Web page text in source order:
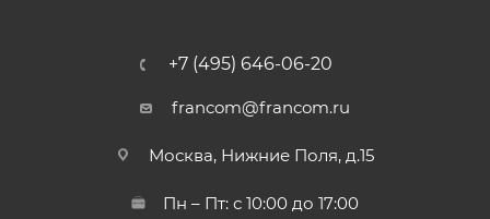
+7 (495) 646-06-20
francom@francom.ru
Москва, Нижние Поля, д.15
Пн – Пт: с 10:00 до 17:00